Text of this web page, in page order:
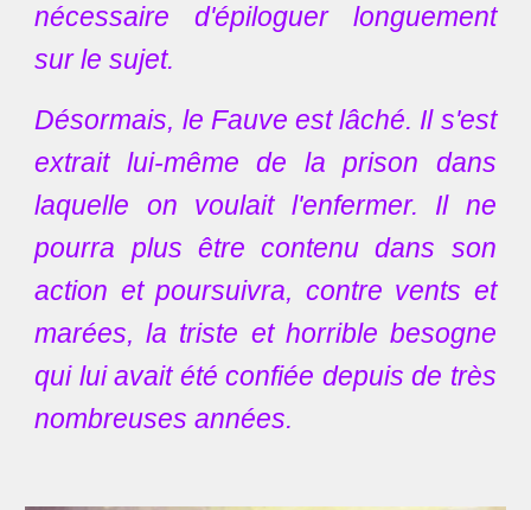
nécessaire d'épiloguer longuement
sur le sujet.
Désormais, le Fauve est lâché. Il s'est
extrait lui-même de la prison dans
laquelle on voulait l'enfermer. Il ne
pourra plus être contenu dans son
action et poursuivra, contre vents et
marées, la triste et horrible besogne
qui lui avait été confiée depuis de très
nombreuses années.